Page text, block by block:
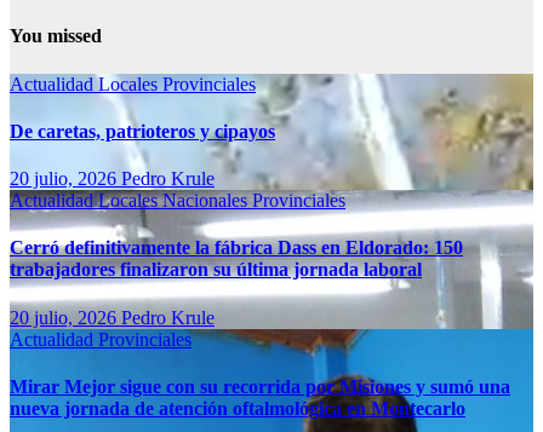
You missed
ActualidadLocales Provinciales
De caretas, patrioteros y cipayos
20 julio, 2026 Pedro Krule
ActualidadLocalesNacionales Provinciales
Cerró definitivamente la fábrica Dass en Eldorado: 150
trabajadores finalizaron su última jornada laboral
20 julio, 2026 Pedro Krule
Actualidad Provinciales
Mirar Mejor sigue con su recorrida por Misiones y sumó una
nueva jornada de atención oftalmológica en Montecarlo